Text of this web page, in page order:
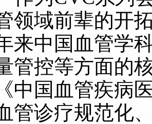
领域前辈的开
来中国血管学
管控等方面的
中国血管疾病
管诊疗规范化